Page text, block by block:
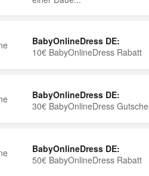
BabyOnlineDress DE:
10€ BabyOnlineDress Rabatt
BabyOnlineDress DE:
30€ BabyOnlineDress
BabyOnlineDress DE:
50€ BabyOnlineDress Rabatt